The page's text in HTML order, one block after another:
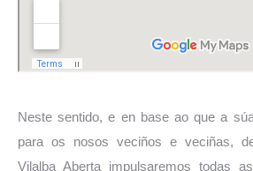
Neste sentido, e en base ao que a
para os nosos veciños e veciñas,
Vilalba Aberta impulsaremos todas